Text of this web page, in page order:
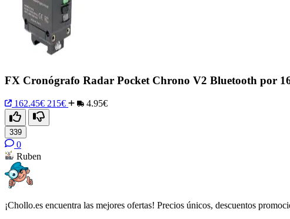
FX Cronógrafo Radar Pocket Chrono V2 Bluetooth por
162.45€ 215€ 4.95€
339
0
Ruben
¡Chollo.es encuentra las mejores ofertas! Precios únicos, descuentos